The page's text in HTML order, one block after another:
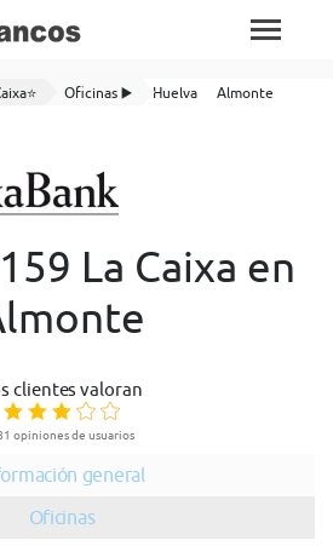
Oficinas ▶️ Huelva
Almonte
La Caixa en
clientes valoran
opiniones de usuarios
general
Oficinas